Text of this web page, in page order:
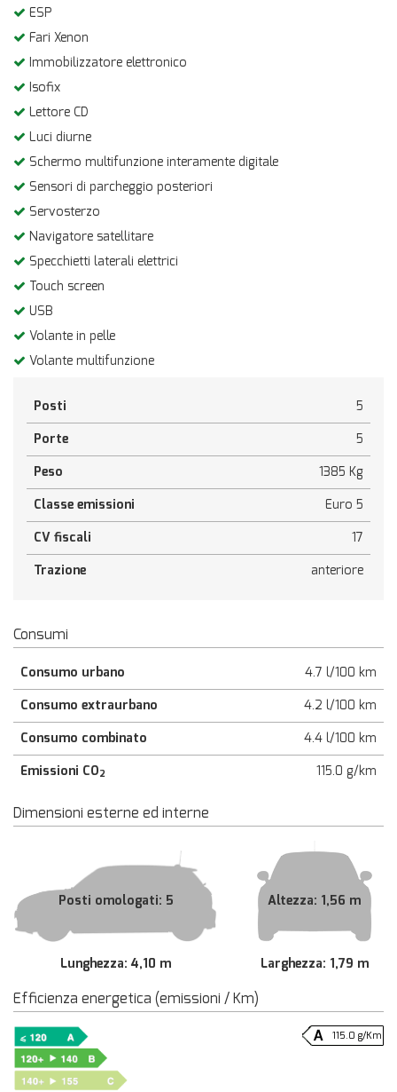
ESP
Fari Xenon
Immobilizzatore elettronico
Isofix
Lettore CD
Luci diurne
Schermo multifunzione interamente digitale
Sensori di parcheggio posteriori
Servosterzo
Navigatore satellitare
Specchietti laterali elettrici
Touch screen
USB
Volante in pelle
Volante multifunzione
Posti
5
Porte
5
Peso
1385 Kg
Classe emissioni
Euro 5
CV fiscali
17
Trazione
anteriore
Consumi
Consumo urbano
4.7 l/100 km
Consumo extraurbano
4.2 l/100 km
Consumo combinato
4.4 l/100 km
Emissioni CO2 115.0 g/km
Dimensioni esterne ed interne
Posti omologati: 5
Lunghezza: 4,10 m
Altezza: 1,56 m
Larghezza: 1,79 m
Efficienza energetica (emissioni / Km)
115.0 g/Km